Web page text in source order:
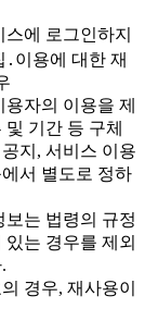
에 로그인하지
이용에 대한 재
자의 이용을 제
기간 등 구체
지, 서비스 이용
서 별도로 정하
는 법령의 규정
는 경우를 제외
경우, 재사용이